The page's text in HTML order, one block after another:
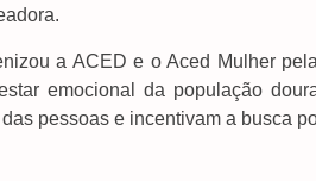
a ACED e o Aced Mulher
emocional da população
pessoas e incentivam a busca